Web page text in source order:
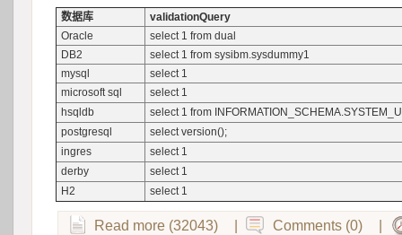
数据库
validationQuery
Oracle
select 1 from dual
DB2
select 1 from sysibm.sysdummy1
mysql
select 1
microsoft sql
select 1
hsqldb
select 1 from
postgresql
select version();
ingres
select 1
derby
select 1
H2
select 1
Read more (32043) Comments (0)